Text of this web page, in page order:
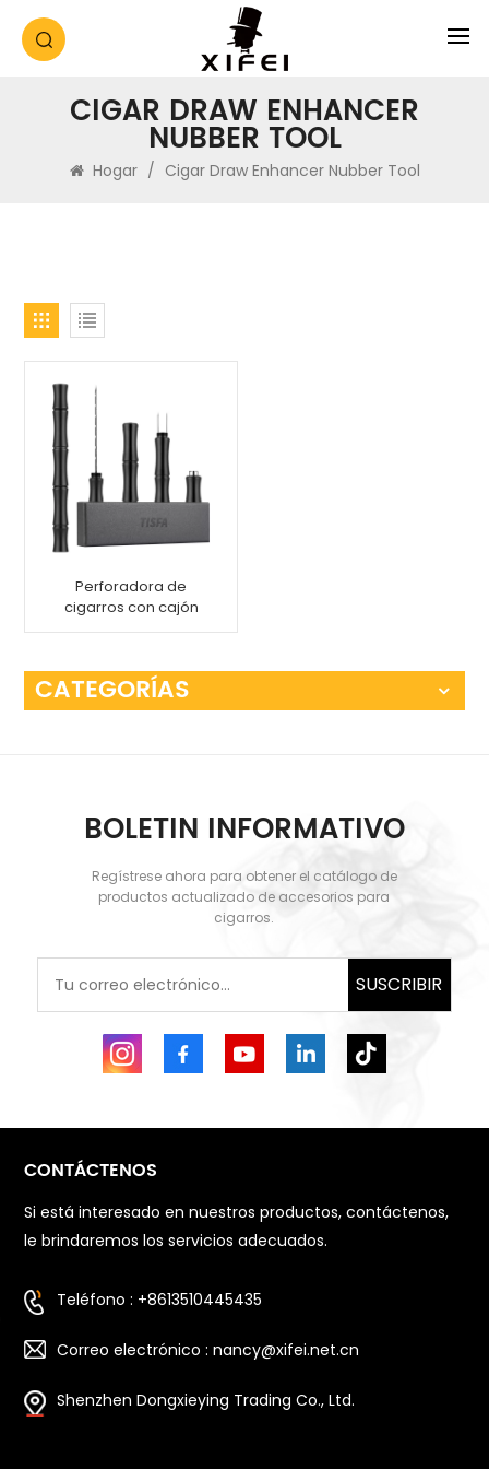
CIGAR DRAW ENHANCER
NUBBER TOOL
Hogar / Cigar Draw Enhancer Nubber Tool
Perforadora de
cigarros con cajón
Poker Nubber Tool
CATEGORÍAS
BOLETIN INFORMATIVO
Regístrese ahora para obtener el catálogo de
productos actualizado de accesorios para
cigarros.
SUSCRIBIR
CONTÁCTENOS
Si está interesado en nuestros productos, contáctenos,
le brindaremos los servicios adecuados.
Teléfono : +8613510445435
Correo electrónico : nancy@xifei.net.cn
Shenzhen Dongxieying Trading Co., Ltd.